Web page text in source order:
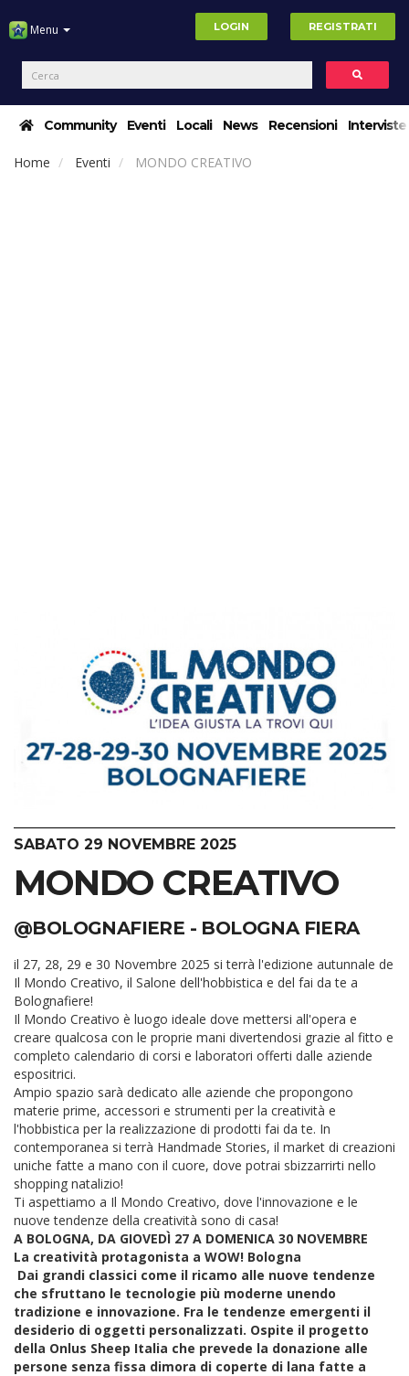
Menu LOGIN REGISTRATI
Community Eventi Locali News Recensioni Interviste
Home Eventi MONDO CREATIVO
SABATO 29 NOVEMBRE 2025
MONDO CREATIVO
@BOLOGNAFIERE - BOLOGNA FIERA
il 27, 28, 29 e 30 Novembre 2025 si terrà l'edizione autunnale de
Il Mondo Creativo, il Salone dell'hobbistica e del fai da te a
Bolognafiere!
Il Mondo Creativo è luogo ideale dove mettersi all'opera e
creare qualcosa con le proprie mani divertendosi grazie al fitto e
completo calendario di corsi e laboratori offerti dalle aziende
espositrici.
Ampio spazio sarà dedicato alle aziende che propongono
materie prime, accessori e strumenti per la creatività e
l'hobbistica per la realizzazione di prodotti fai da te. In
contemporanea si terrà Handmade Stories, il market di creazioni
uniche fatte a mano con il cuore, dove potrai sbizzarrirti nello
shopping natalizio!
Ti aspettiamo a Il Mondo Creativo, dove l'innovazione e le
nuove tendenze della creatività sono di casa!
A BOLOGNA, DA GIOVEDÌ 27 A DOMENICA 30 NOVEMBRE
La creatività protagonista a WOW! Bologna
Dai grandi classici come il ricamo alle nuove tendenze
che sfruttano le tecnologie più moderne unendo
tradizione e innovazione. Fra le tendenze emergenti il
desiderio di oggetti personalizzati. Ospite il progetto
della Onlus Sheep Italia che prevede la donazione alle
persone senza fissa dimora di coperte di lana fatte a